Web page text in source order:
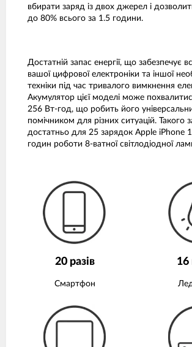
вбирати заряд із двох джерел і
до 80% всього за 1.5 години.
Достатній запас енергії, що забезпечує
вашої цифрової електроніки та іншої
техніки під час тривалого вимкнення
Акумулятор цієї моделі може
256 Вт-год, що робить його
помічником для різних ситуацій. Такого
достатньо для 25 зарядок Apple iPhone
годин роботи 8-ватної світлодіодної
20 разів
Смартфон
16